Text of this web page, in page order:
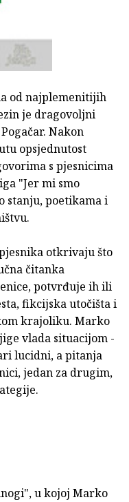
od najplemenitijih
je dragovoljni
Nakon
opsjednutost
s pjesnicima
"Jer mi smo
stanju, poetikama i
otkrivaju što
čitanka
potvrđuje ih ili
fikcijska utočišta i
krajoliku. Marko
vlada situacijom -
lucidni, a pitanja
jedan za drugim,
u kojoj Marko